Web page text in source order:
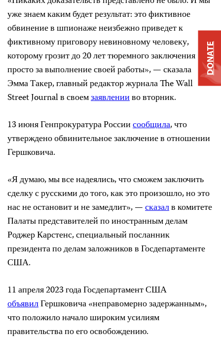
уже знаем каким будет результат: это фиктивное
обвинение в шпионаже неизбежно приведет к
фиктивному приговору невиновному человеку,
которому грозит до 20 лет тюремного заключения
просто за выполнение своей работы», — сказала
Эмма Такер, главный редактор журнала The Wall
Street Journal в своемзаявленииво вторник.
13 июня Генпрокуратура Россиисообщила, что
утверждено обвинительное заключение в отношении
Гершковича.
«Я думаю, мы все надеялись, что сможем заключить
сделку с русскими до того, как это произошло, но это
нас не остановит и не замедлит», —сказалв комитете
Палаты представителей по иностранным делам
Роджер Карстенс, специальный посланник
президента по делам заложников в Госдепартаменте
США.
11 апреля 2023 года Госдепартамент США
объявилГершковича «неправомерно задержанным»,
что положило начало широким усилиям
правительства по его освобождению.
DONATE